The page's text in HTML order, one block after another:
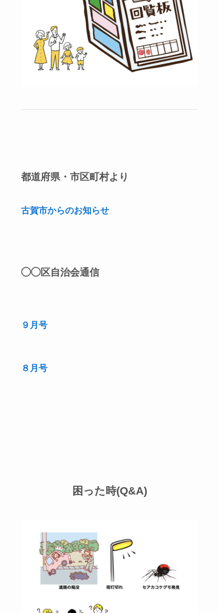
都道府県・市区町村より
古賀市からのお知らせ
◯◯区自治会通信
９月号
８月号
困った時(Q&A)